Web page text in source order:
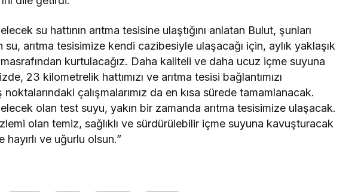
su hattının arıtma tesisine ulaştığını anlatan Bulut, şunları
arıtma tesisimize kendi cazibesiyle ulaşacağı için, aylık yaklaşık
kurtulacağız. Daha kaliteli ve daha ucuz içme suyuna
23 kilometrelik hattımızı ve arıtma tesisi bağlantımızı
çalışmalarımız da en kısa sürede tamamlanacak.
olan test suyu, yakın bir zamanda arıtma tesisimize ulaşacak.
olan temiz, sağlıklı ve sürdürülebilir içme suyuna kavuşturacak
ve uğurlu olsun.”